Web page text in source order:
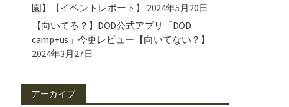
園】【イベントレポート】
2024年5月20日
【向いてる？】DOD公式アプリ「DOD
camp+us」今更レビュー【向いてない？】
2024年3月27日
アーカイブ